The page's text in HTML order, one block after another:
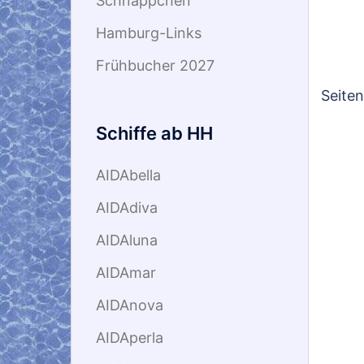
Hamburg-Links
Frühbucher 2027
Schiffe ab HH
AIDAbella
AIDAdiva
AIDAluna
AIDAmar
AIDAnova
AIDAperla